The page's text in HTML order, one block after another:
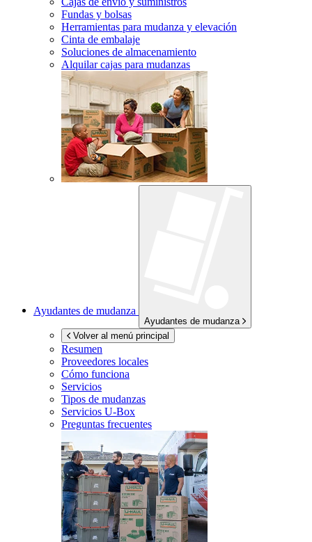
Fundas y bolsas
Herramientas para mudanza y elevación
Cinta de embalaje
Soluciones de almacenamiento
Alquilar cajas para mudanzas
Ayudantes de mudanza
Ayudantes de mudanza
Volver al menú principal
Resumen
Proveedores locales
Cómo funciona
Servicios
Tipos de mudanzas
Servicios U-Box
Preguntas frecuentes